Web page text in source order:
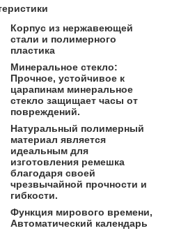
Корпус из нержавеющей
стали и полимерного
пластика
Минеральное стекло:
Прочное, устойчивое к
царапинам минеральное
стекло защищает часы от
повреждений.
Натуральный полимерный
материал является
идеальным для
изготовления ремешка
благодаря своей
чрезвычайной прочности и
гибкости.
Функция мирового времени,
Автоматический календарь